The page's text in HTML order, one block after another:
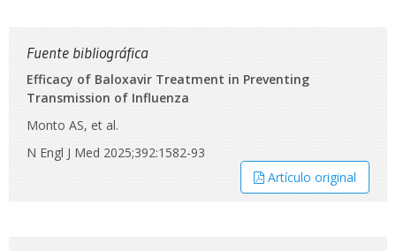
Fuente bibliográfica
Efficacy of Baloxavir Treatment in Preventing
Transmission of Influenza
Monto AS, et al.
N Engl J Med 2025;392:1582-93
Artículo original